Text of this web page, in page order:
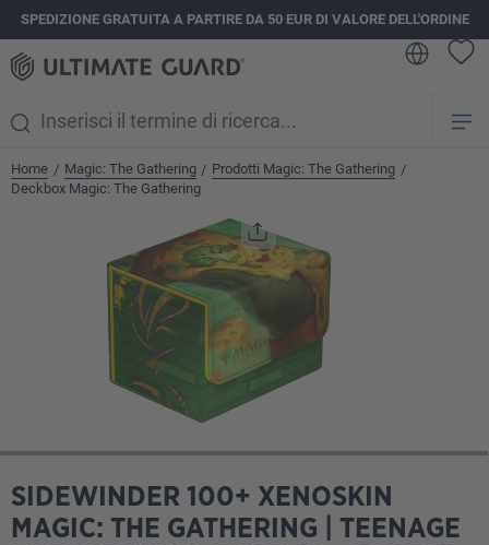
principale
SPEDIZIONE GRATUITA A PARTIRE DA 50 EUR DI VALORE DELL'ORDINE
Home / Magic: The Gathering / Prodotti Magic: The Gathering /
Deckbox Magic: The Gathering
SIDEWINDER 100+ XENOSKIN
MAGIC: THE GATHERING | TEENAGE